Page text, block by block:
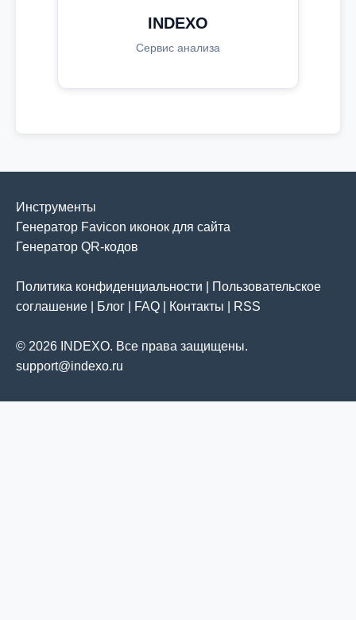
INDEXO
Сервис анализа
Инструменты
Генератор Favicon иконок для сайта
Генератор QR-кодов
Политика конфиденциальности
Пользовательское
соглашение
Блог FAQ Контакты RSS
© 2026 INDEXO. Все права защищены.
support@indexo.ru